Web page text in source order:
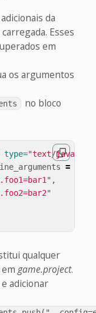
da
Esses
em
os argumentos
no bloco
type="text/
=
" ,
"
qualquer
game.project.
adicionar